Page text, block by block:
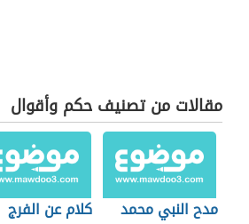
مقالات من تصنيف حكم وأقوال
مدح النبي محمد كلام عن الفرج